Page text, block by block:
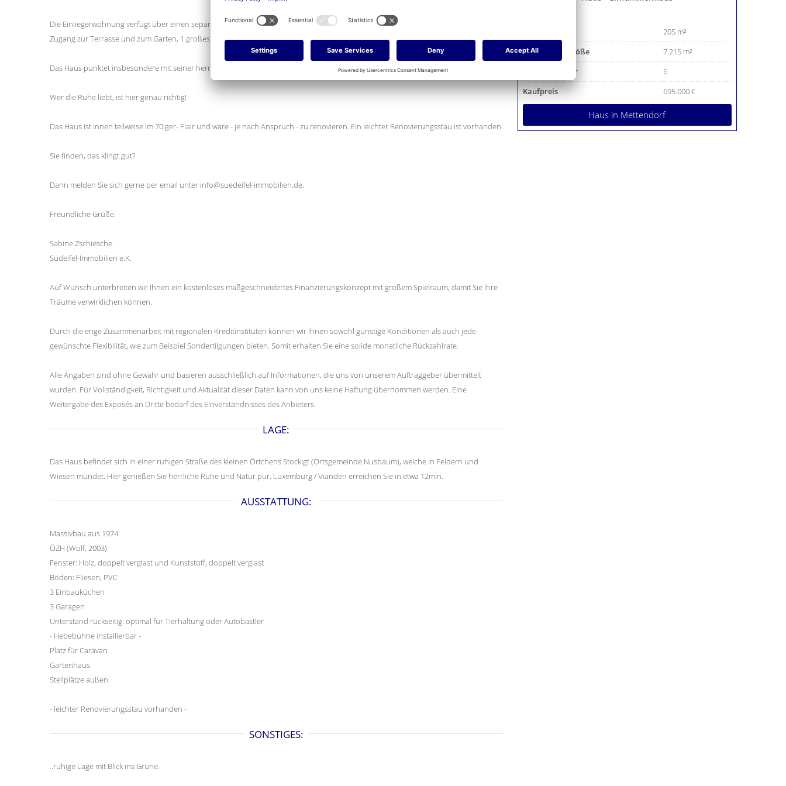
Die Einliegerwohnung verfügt über einen separaten Eingang und umfasst: Küche mit Einbauküche, Esszimmer, Wohnzimmer mit
Zugang zur Terrasse und zum Garten, 1 großes Schlafzimmer, kleines Bad mit Dusche.
Das Haus punktet insbesondere mit seiner herrlichen Lage im Grünen und mit seiner fanstastischen Fernsicht. :-)
Wer die Ruhe liebt, ist hier genau richtig!
Das Haus ist innen teilweise im 70iger- Flair und wäre - je nach Anspruch - zu renovieren. Ein leichter Renovierungsstau ist vorhanden.
Sie finden, das klingt gut?
Dann melden Sie sich gerne per email unter info@suedeifel-immobilien.de.
Freundliche Grüße.
Sabine Zschiesche.
Südeifel-Immobilien e.K.
Auf Wunsch unterbreiten wir Ihnen ein kostenloses maßgeschneidertes Finanzierungskonzept mit großem Spielraum, damit Sie Ihre
Träume verwirklichen können.
Durch die enge Zusammenarbeit mit regionalen Kreditinstituten können wir Ihnen sowohl günstige Konditionen als auch jede
gewünschte Flexibilität, wie zum Beispiel Sondertilgungen bieten. Somit erhalten Sie eine solide monatliche Rückzahlrate.
Alle Angaben sind ohne Gewähr und basieren ausschließlich auf Informationen, die uns von unserem Auftraggeber übermittelt
wurden. Für Vollständigkeit, Richtigkeit und Aktualität dieser Daten kann von uns keine Haftung übernommen werden. Eine
Weitergabe des Exposés an Dritte bedarf des Einverständnisses des Anbieters.
LAGE:
Das Haus befindet sich in einer ruhigen Straße des kleinen Örtchens Stockigt (Ortsgemeinde Nusbaum), welche in Feldern und
Wiesen mündet. Hier genießen Sie herrliche Ruhe und Natur pur. Luxemburg / Vianden erreichen Sie in etwa 12min.
AUSSTATTUNG:
Massivbau aus 1974
ÖZH (Wolf, 2003)
Fenster: Holz, doppelt verglast und Kunststoff, doppelt verglast
Böden: Fliesen, PVC
3 Einbauküchen
3 Garagen
Unterstand rückseitig: optimal für Tierhaltung oder Autobastler
- Hebebühne installierbar -
Platz für Caravan
Gartenhaus
Stellplätze außen
- leichter Renovierungsstau vorhanden -
SONSTIGES:
..ruhige Lage mit Blick ins Grüne.
205 m²
Grundstücksgröße
7.215 m²
Anzahl Zimmer
6
Kaufpreis
695.000 €
Haus in Mettendorf